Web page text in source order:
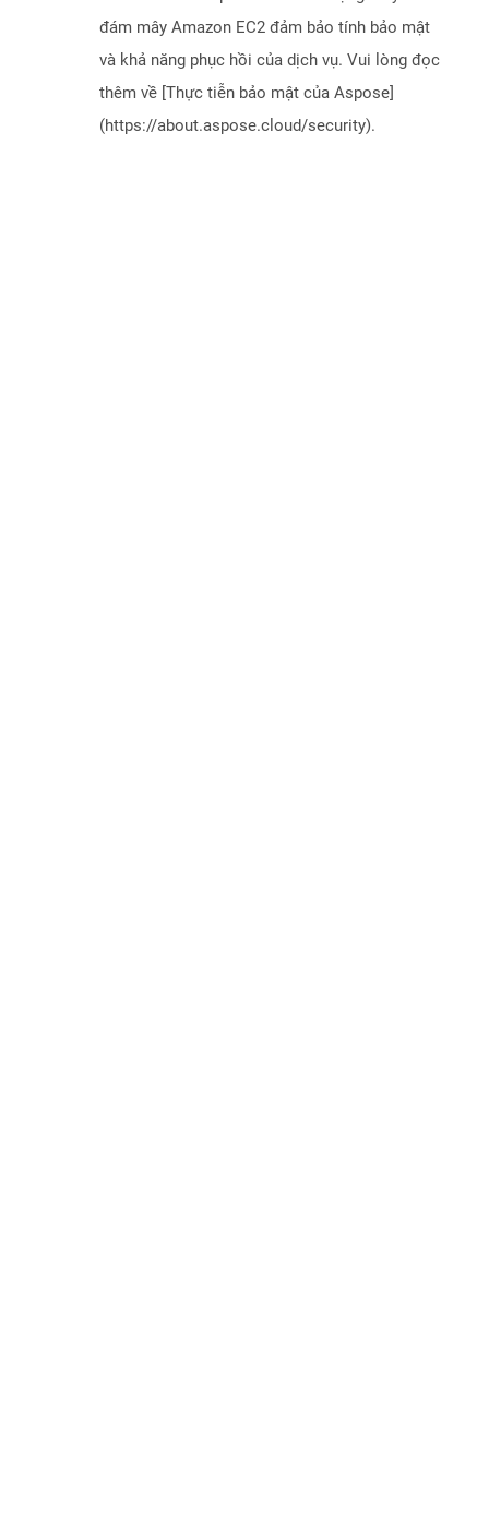
đám mây Amazon EC2 đảm bảo tính bảo mật
và khả năng phục hồi của dịch vụ. Vui lòng đọc
thêm về [Thực tiễn bảo mật của Aspose]
(https://about.aspose.cloud/security).